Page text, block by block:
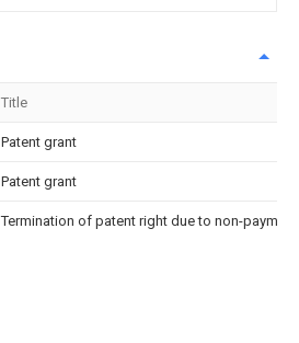
Title
Patent grant
Patent grant
Termination of patent right due to non-